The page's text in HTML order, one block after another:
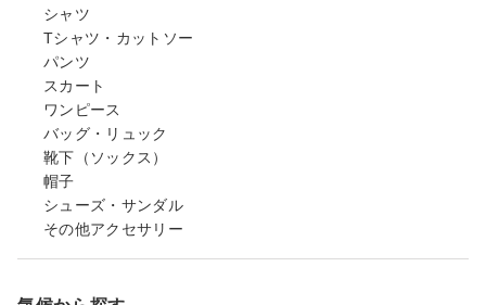
シャツ
Tシャツ・カットソー
パンツ
スカート
ワンピース
バッグ・リュック
靴下（ソックス）
帽子
シューズ・サンダル
その他アクセサリー